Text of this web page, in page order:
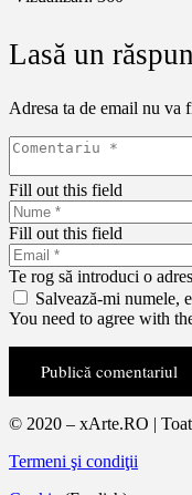
Lasă un
Adresa ta de email nu va
Fill out this field
Fill out this field
Te rog să introduci o
Salvează-mi numele,
You need to agree with
Publică comentariul
© 2020 – xArte.RO |
Termeni şi condiţii